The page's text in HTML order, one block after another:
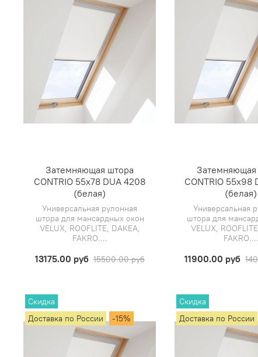
Затемняющая штора
CONTRIO 55х78 DUA 4208
(белая)
Универсальная рулонная
штора для мансардных окон
VELUX, ROOFLITE, DAKEA,
FAKRO....
13175.00 руб 15500.00 руб
Затемняющая
CONTRIO 55х98
(белая)
Универсальная
штора для
VELUX,
FAKRO....
11900.00 руб
Скидка
Доставка по России
-15%
Скидка
Доставка по России